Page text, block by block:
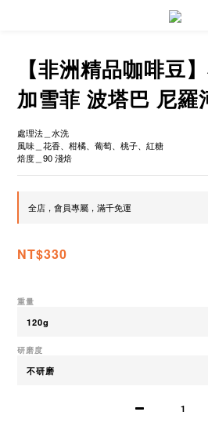
【非洲精品咖啡豆
加雪菲 波塔巴 尼羅
處理法＿水洗
風味＿花香、柑橘、葡萄、桃子、紅糖
焙度＿90 淺焙
全店，會員專屬，滿千免運
NT$330
重量
研磨度